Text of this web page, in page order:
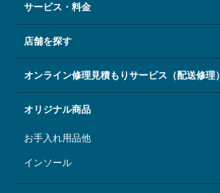
サービス・料金
店舗を探す
オンライン修理見積もりサービス（配送修理）
オリジナル商品
お手入れ用品他
インソール